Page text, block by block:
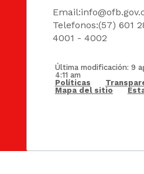
Email:
Telefonos:(57) 601
4001 - 4002
Última modificación: 9
4:11 am
Políticas
Mapa del sitio